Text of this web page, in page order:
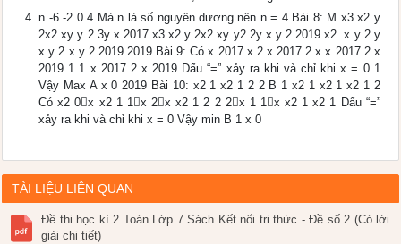
n -6 -2 0 4 Mà n là số nguyên dương nên n = 4 Bài 8: M x3 x2 y
2x2 xy y 2 3y x 2017 x3 x2 y 2x2 xy y2 2y x y 2 2019 x2. x y 2 y
x y 2 x y 2 2019 2019 Bài 9: Có x 2017 x 2 x 2017 2 x x 2017 2 x
2019 1 1 x 2017 2 x 2019 Dấu “=” xảy ra khi và chỉ khi x = 0 1
Vậy Max A x 0 2019 Bài 10: x2 1 x2 1 2 2 B 1 x2 1 x2 1 x2 1 2
Có x2 0x x2 1 1x 2x x2 1 2 2 2x 1 1x x2 1 x2 1 Dấu “=”
xảy ra khi và chỉ khi x = 0 Vậy min B 1 x 0
TÀI LIỆU LIÊN QUAN
Đề thi học kì 2 Toán Lớp 7 Sách Kết nối tri thức - Đề số 2 (Có lời
giải chi tiết)